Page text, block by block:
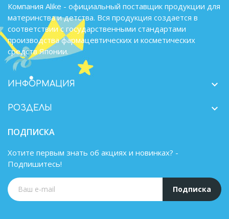
Компания Alike - официальный поставщик продукции для
материнства и детства. Вся продукция создается в
соответствии с государственными стандартами
производства фармацевтических и косметических
средств Японии.
ИНФОРМАЦИЯ 
РОЗДЕЛЫ 
ПОДПИСКА
Хотите первым знать об акциях и новинках? -
Подпишитесь!
Подписка